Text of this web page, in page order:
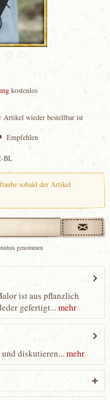
kostenlos
Artikel wieder bestellbar ist
Empfehlen
BL
sobald der Artikel
genommen
ist aus pflanzlich
gefertigt... mehr
diskutieren... mehr